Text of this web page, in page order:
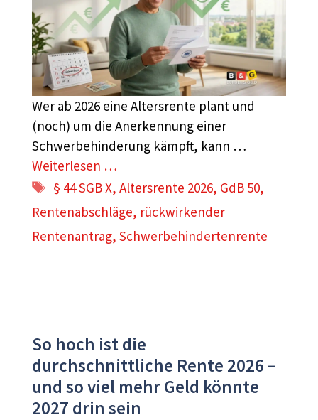
Wer ab 2026 eine Altersrente plant und
(noch) um die Anerkennung einer
Schwerbehinderung kämpft, kann …
Weiterlesen …
Schlagwörter
§ 44 SGB X,Altersrente 2026, GdB 50,
Rentenabschläge, rückwirkender
Rentenantrag, Schwerbehindertenrente
So hoch ist die
durchschnittliche Rente 2026 –
und so viel mehr Geld könnte
2027 drin sein